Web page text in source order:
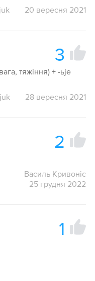
20 вересня 2021
3
тяжіння) + -ьje
28 вересня 2021
2
Василь Кривоніс
25 грудня 2022
1